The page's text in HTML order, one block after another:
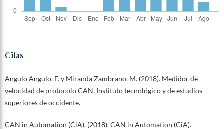
Citas
Angulo Angulo, F. y Miranda Zambrano, M. (2018). Medidor de
velocidad de protocolo CAN. Instituto tecnológico y de estudios
superiores de occidente.
CAN in Automation (CiA). (2018). CAN in Automation (CiA).